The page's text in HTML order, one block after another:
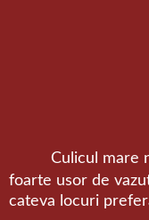
Culicul mare
foarte usor de
cateva locuri